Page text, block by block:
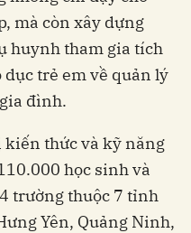
mà còn xây dựng
huynh tham gia tích
trẻ em về quản lý
đình.
thức và kỹ năng
học sinh và
trường thuộc 7 tỉnh
Yên, Quảng Ninh,